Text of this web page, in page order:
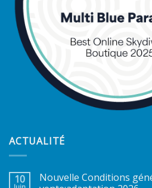
ACTUALITÉ
10
Nouvelle Conditions